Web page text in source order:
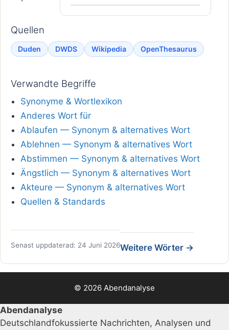
Quellen
Duden DWDS Wikipedia OpenThesaurus
Verwandte Begriffe
Synonyme & Wortlexikon
Anderes Wort für
Ablaufen — Synonym & alternatives Wort
Ablehnen — Synonym & alternatives Wort
Abstimmen — Synonym & alternatives Wort
Ängstlich — Synonym & alternatives Wort
Akteure — Synonym & alternatives Wort
Quellen & Standards
Senast uppdaterad: 24 Juni 2026Weitere Wörter →
© 2026 Abendanalyse
Abendanalyse
Deutschlandfokussierte Nachrichten, Analysen und